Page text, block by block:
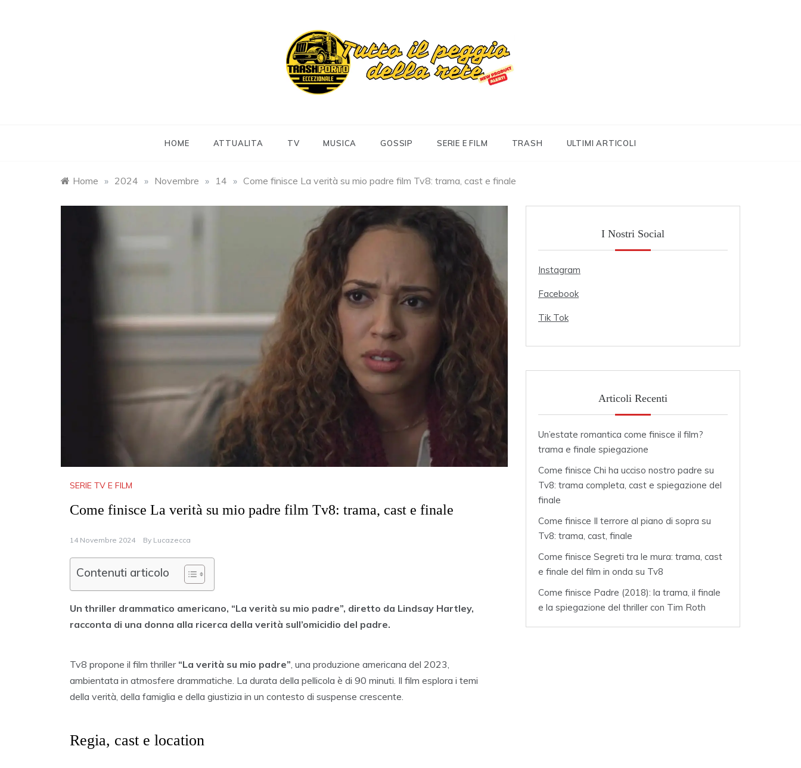
HOME ATTUALITA TV MUSICA GOSSIP SERIE E FILM TRASH ULTIMI ARTICOLI
Home » 2024 » Novembre » 14 » Come finisce La verità su mio padre film Tv8: trama, cast e finale
SERIE TV E FILM
Come finisce La verità su mio padre film Tv8: trama, cast e finale
14 Novembre 2024 By Lucazecca
Contenuti articolo
Un thriller drammatico americano, “La verità su mio padre”, diretto da Lindsay Hartley,
racconta di una donna alla ricerca della verità sull’omicidio del padre.
Tv8 propone il film thriller “La verità su mio padre”, una produzione americana del 2023,
ambientata in atmosfere drammatiche. La durata della pellicola è di 90 minuti. Il film esplora i temi
della verità, della famiglia e della giustizia in un contesto di suspense crescente.
Regia, cast e location
I Nostri Social
Instagram
Facebook
Tik Tok
Articoli Recenti
Un’estate romantica come finisce il film?
trama e finale spiegazione
Come finisce Chi ha ucciso nostro padre su
Tv8: trama completa, cast e spiegazione del
finale
Come finisce Il terrore al piano di sopra su
Tv8: trama, cast, finale
Come finisce Segreti tra le mura: trama, cast
e finale del film in onda su Tv8
Come finisce Padre (2018): la trama, il finale
e la spiegazione del thriller con Tim Roth